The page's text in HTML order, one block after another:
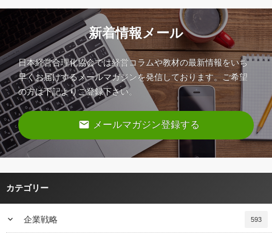
新着情報メール
日本経営合理化協会では経営コラムや教材の最新情報をいち
早くお届けするメールマガジンを発信しております。ご希望
の方は下記よりご登録下さい。
email メールマガジン登録する
カテゴリー
keyboard_arrow_down 企業戦略 593